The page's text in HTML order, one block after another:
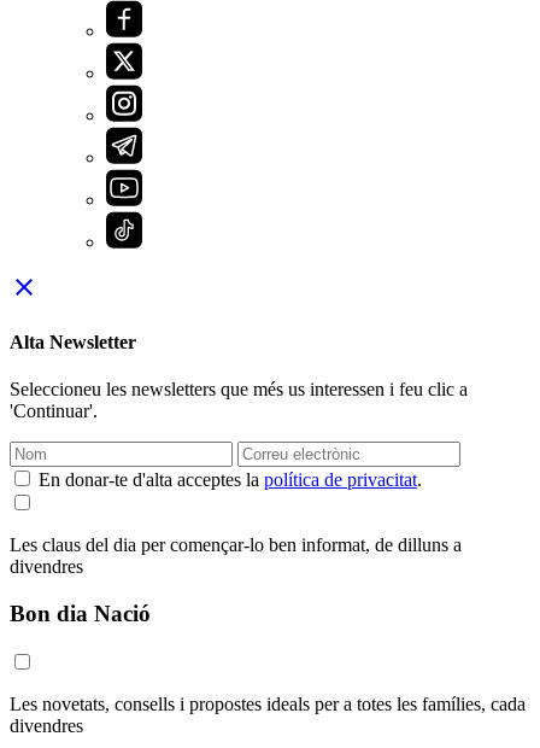
close
Alta Newsletter
Seleccioneu les newsletters que més us interessen i feu clic a
'Continuar'.
En donar-te d'alta acceptes la política de privacitat.
Les claus del dia per començar-lo ben informat, de dilluns a
divendres
Bon dia Nació
Les novetats, consells i propostes ideals per a totes les famílies, cada
divendres